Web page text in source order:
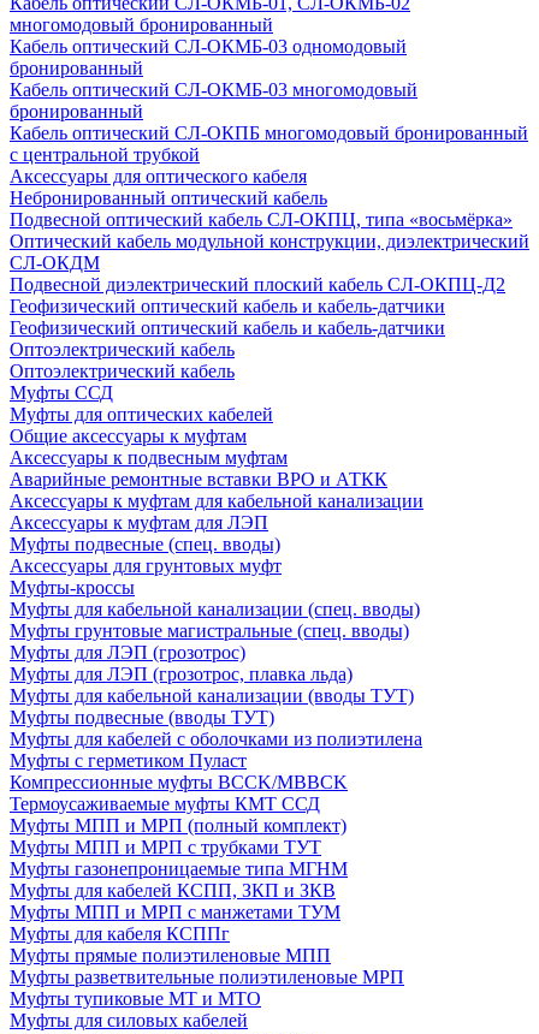
многомодовый бронированный
Кабель оптический СЛ-ОКМБ-03 одномодовый
бронированный
Кабель оптический СЛ-ОКМБ-03 многомодовый
бронированный
Кабель оптический СЛ-ОКПБ многомодовый бронированный
с центральной трубкой
Аксессуары для оптического кабеля
Небронированный оптический кабель
Подвесной оптический кабель СЛ-ОКПЦ, типа «восьмёрка»
Оптический кабель модульной конструкции, диэлектрический
СЛ-ОКДМ
Подвесной диэлектрический плоский кабель СЛ-ОКПЦ-Д2
Геофизический оптический кабель и кабель-датчики
Геофизический оптический кабель и кабель-датчики
Оптоэлектрический кабель
Оптоэлектрический кабель
Муфты ССД
Муфты для оптических кабелей
Общие аксессуары к муфтам
Аксессуары к подвесным муфтам
Аварийные ремонтные вставки ВРО и АТКК
Аксессуары к муфтам для кабельной канализации
Аксессуары к муфтам для ЛЭП
Муфты подвесные (спец. вводы)
Аксессуары для грунтовых муфт
Муфты-кроссы
Муфты для кабельной канализации (спец. вводы)
Муфты грунтовые магистральные (спец. вводы)
Муфты для ЛЭП (грозотрос)
Муфты для ЛЭП (грозотрос, плавка льда)
Муфты для кабельной канализации (вводы ТУТ)
Муфты подвесные (вводы ТУТ)
Муфты для кабелей с оболочками из полиэтилена
Муфты с герметиком Пуласт
Компрессионные муфты BCCK/MBBCK
Термоусаживаемые муфты КМТ ССД
Муфты МПП и МРП (полный комплект)
Муфты МПП и МРП с трубками ТУТ
Муфты газонепроницаемые типа МГНМ
Муфты для кабелей КСПП, ЗКП и ЗКВ
Муфты МПП и МРП с манжетами ТУМ
Муфты для кабеля КСППг
Муфты прямые полиэтиленовые МПП
Муфты разветвительные полиэтиленовые МРП
Муфты тупиковые МТ и МТО
Муфты для силовых кабелей